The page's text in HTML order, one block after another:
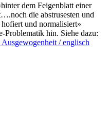
dem Feigenblatt einer
die abstrusesten und
hofiert und normalisiert»
Problematik hin. Siehe dazu:
/ englisch